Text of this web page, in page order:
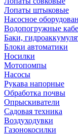
Лопаты штыковые
Насосное
Водопогружные
Баки,
Блоки автоматики
Носилки
Мотопомпы
Насосы
Рукава напорные
Обработка почвы
Опрыскиватели
Садовая техника
Воздуходувки
Газонокосилки